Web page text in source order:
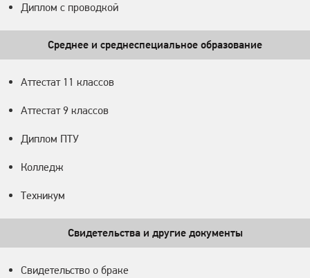
Диплом с проводкой
Среднее и среднеспециальное образование
Аттестат 11 классов
Аттестат 9 классов
Диплом ПТУ
Колледж
Техникум
Свидетельства и другие документы
Свидетельство о браке